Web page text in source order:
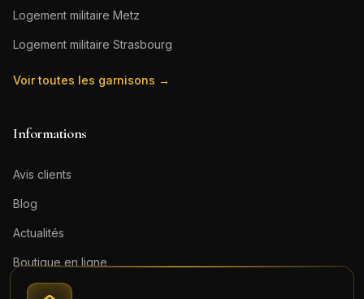
Logement militaire Metz
Logement militaire Strasbourg
Voir toutes les garnisons →
Informations
Avis clients
Blog
Actualités
Boutique en ligne
Contact